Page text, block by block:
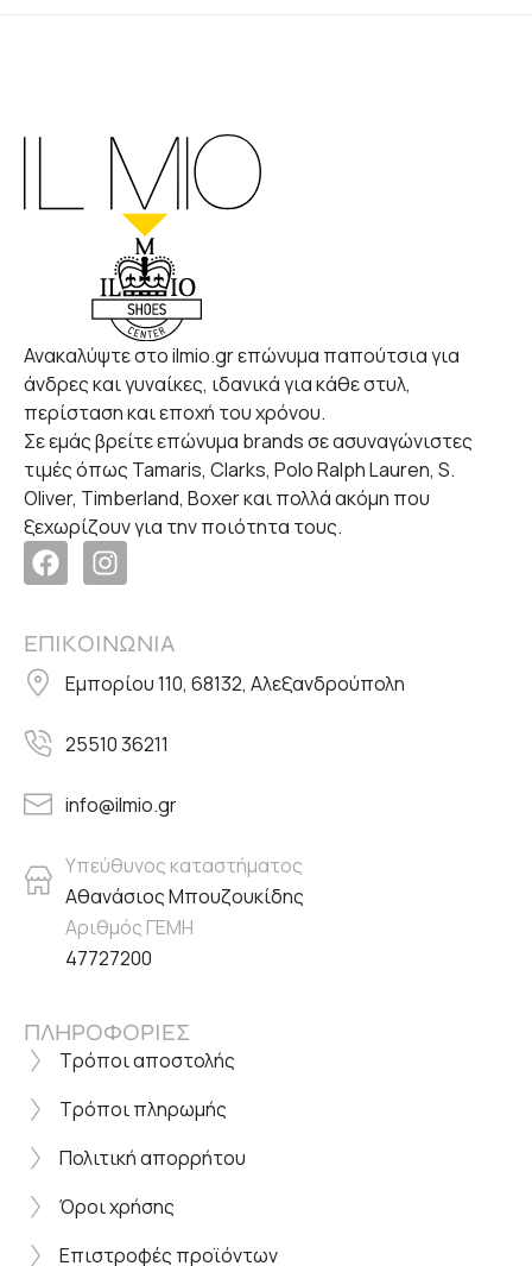
Ανακαλύψτε στο ilmio.gr επώνυμα παπούτσια για
άνδρες και γυναίκες, ιδανικά για κάθε στυλ,
περίσταση και εποχή του χρόνου.
Σε εμάς βρείτε επώνυμα brands σε ασυναγώνιστες
τιμές όπως Tamaris, Clarks, Polo Ralph Lauren, S.
Oliver, Timberland, Boxer και πολλά ακόμη που
ξεχωρίζουν για την ποιότητα τους.
ΕΠΙΚΟΙΝΩΝΙΑ
Εμπορίου 110, 68132, Αλεξανδρούπολη
25510 36211
info@ilmio.gr
Υπεύθυνος καταστήματος
Αθανάσιος Μπουζουκίδης
Αριθμός ΓΕΜΗ
47727200
ΠΛΗΡΟΦΟΡΙΕΣ
Τρόποι αποστολής
Τρόποι πληρωμής
Πολιτική απορρήτου
Όροι χρήσης
Επιστροφές προϊόντων